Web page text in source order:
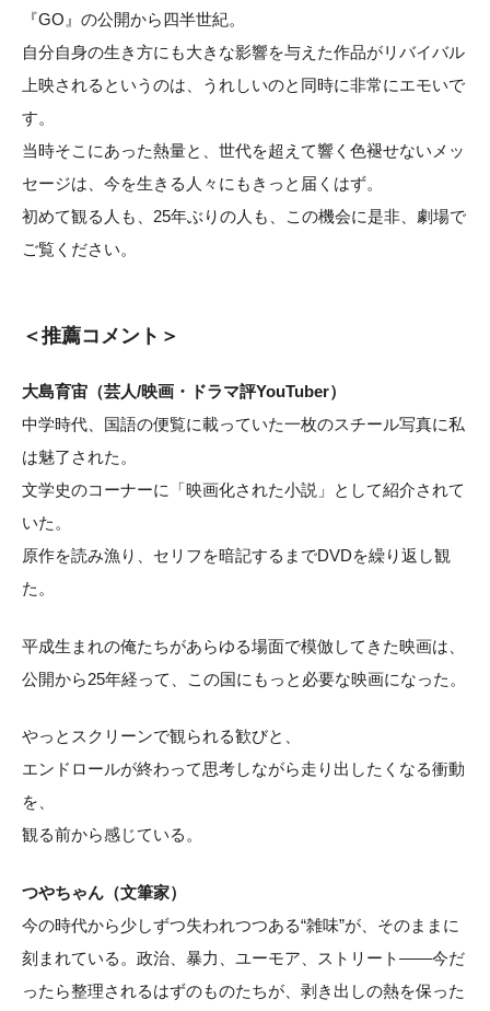
『GO』の公開から四半世紀。
自分自身の生き方にも大きな影響を与えた作品がリバイバル
上映されるというのは、うれしいのと同時に非常にエモいで
す。
当時そこにあった熱量と、世代を超えて響く色褪せないメッ
セージは、今を生きる人々にもきっと届くはず。
初めて観る人も、25年ぶりの人も、この機会に是非、劇場で
ご覧ください。
＜推薦コメント＞
大島育宙（芸人/映画・ドラマ評YouTuber）
中学時代、国語の便覧に載っていた一枚のスチール写真に私
は魅了された。
文学史のコーナーに「映画化された小説」として紹介されて
いた。
原作を読み漁り、セリフを暗記するまでDVDを繰り返し観
た。
平成生まれの俺たちがあらゆる場面で模倣してきた映画は、
公開から25年経って、この国にもっと必要な映画になった。
やっとスクリーンで観られる歓びと、
エンドロールが終わって思考しながら走り出したくなる衝動
を、
観る前から感じている。
つやちゃん（文筆家）
今の時代から少しずつ失われつつある“雑味”が、そのままに
刻まれている。政治、暴力、ユーモア、ストリート——今だ
ったら整理されるはずのものたちが、剥き出しの熱を保った